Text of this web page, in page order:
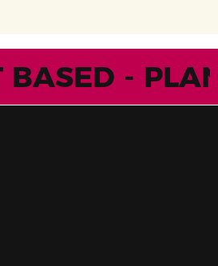
BASED -
- PLANT
- PLANT